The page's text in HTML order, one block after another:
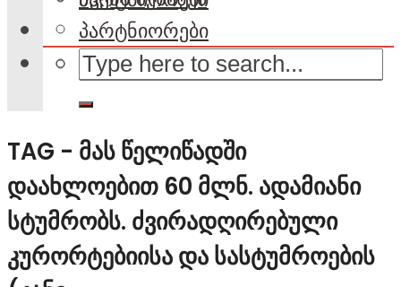
პარტნიორები
TAG - ᲛᲐᲡ ᲬᲔᲚᲘᲬᲐᲓᲨᲘ
ᲓᲐᲐᲮᲚᲝᲔᲑᲘᲗ 60 ᲛᲚᲜ. ᲐᲓᲐᲛᲘᲐᲜᲘ
ᲡᲢᲣᲛᲠᲝᲑᲡ. ᲫᲕᲘᲠᲐᲓᲦᲘᲠᲔᲑᲣᲚᲘ
ᲙᲣᲠᲝᲠᲢᲔᲑᲘᲘᲡᲐ ᲓᲐ ᲡᲐᲡᲢᲣᲛᲠᲝᲔᲑᲘᲡ